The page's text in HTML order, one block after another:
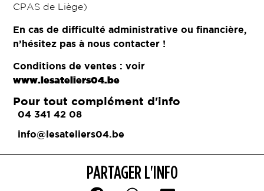
CPAS de Liège)
En cas de difficulté administrative ou financière,
n’hésitez pas à nous contacter !
Conditions de ventes : voir
www.lesateliers04.be
Pour tout complément d'info
04 341 42 08
info@lesateliers04.be
PARTAGER L'INFO